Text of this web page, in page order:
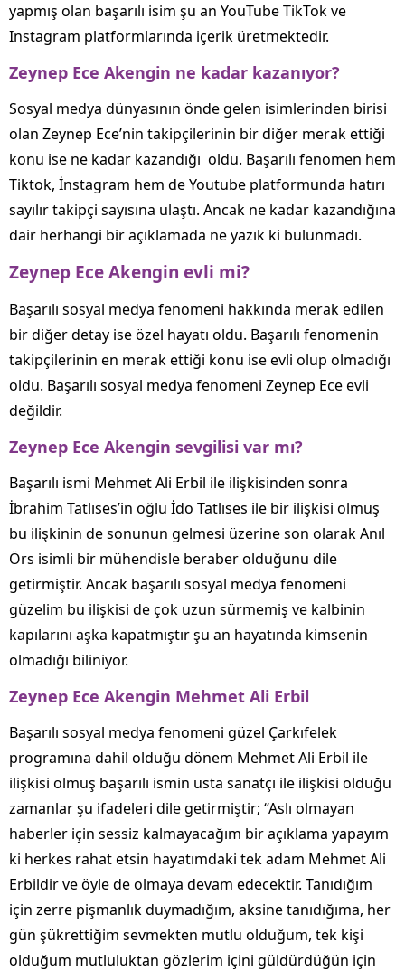
yapmış olan başarılı isim şu an YouTube TikTok ve
Instagram platformlarında içerik üretmektedir.
Zeynep Ece Akengin ne kadar kazanıyor?
Sosyal medya dünyasının önde gelen isimlerinden birisi
olan Zeynep Ece’nin takipçilerinin bir diğer merak ettiği
konu ise ne kadar kazandığı oldu. Başarılı fenomen hem
Tiktok, İnstagram hem de Youtube platformunda hatırı
sayılır takipçi sayısına ulaştı. Ancak ne kadar kazandığına
dair herhangi bir açıklamada ne yazık ki bulunmadı.
Zeynep Ece Akengin evli mi?
Başarılı sosyal medya fenomeni hakkında merak edilen
bir diğer detay ise özel hayatı oldu. Başarılı fenomenin
takipçilerinin en merak ettiği konu ise evli olup olmadığı
oldu. Başarılı sosyal medya fenomeni Zeynep Ece evli
değildir.
Zeynep Ece Akengin sevgilisi var mı?
Başarılı ismi Mehmet Ali Erbil ile ilişkisinden sonra
İbrahim Tatlıses’in oğlu İdo Tatlıses ile bir ilişkisi olmuş
bu ilişkinin de sonunun gelmesi üzerine son olarak Anıl
Örs isimli bir mühendisle beraber olduğunu dile
getirmiştir. Ancak başarılı sosyal medya fenomeni
güzelim bu ilişkisi de çok uzun sürmemiş ve kalbinin
kapılarını aşka kapatmıştır şu an hayatında kimsenin
olmadığı biliniyor.
Zeynep Ece Akengin Mehmet Ali Erbil
Başarılı sosyal medya fenomeni güzel Çarkıfelek
programına dahil olduğu dönem Mehmet Ali Erbil ile
ilişkisi olmuş başarılı ismin usta sanatçı ile ilişkisi olduğu
zamanlar şu ifadeleri dile getirmiştir; “Aslı olmayan
haberler için sessiz kalmayacağım bir açıklama yapayım
ki herkes rahat etsin hayatımdaki tek adam Mehmet Ali
Erbildir ve öyle de olmaya devam edecektir. Tanıdığım
için zerre pişmanlık duymadığım, aksine tanıdığıma, her
gün şükrettiğim sevmekten mutlu olduğum, tek kişi
olduğum mutluluktan gözlerim içini güldürdüğün için